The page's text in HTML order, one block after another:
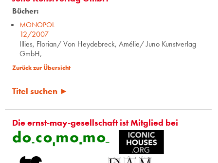
Bücher:
MONOPOL
12/2007
Illies, Florian/ Von Heydebreck, Amélie/ Juno Kunstverlag
GmbH,
Zurück zur Übersicht
Titel suchen ►
Die ernst-may-gesellschaft ist Mitglied bei